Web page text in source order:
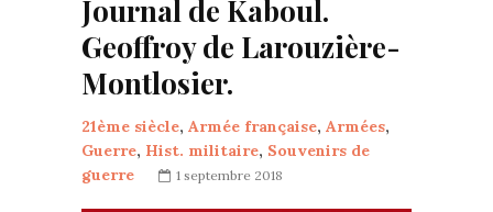
Journal de Kaboul.
Geoffroy de Larouzière-
Montlosier.
21ème siècle, Armée française, Armées,
Guerre, Hist. militaire, Souvenirs de
guerre
1 septembre 2018